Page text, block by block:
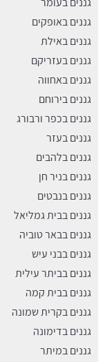
גננים באופקים
גננים באילת
גננים בעזריקם
גננים באחווה
גננים בירוחם
גננים בכפר ורבורג
גננים בעזר
גננים בלהבים
גננים בניר חן
גננים בנבטים
גננים בבית גמליאל
גננים בבאר טוביה
גננים בבני עיש
גננים בביתר עילית
גננים בבית קמה
גננים בקרית שמונה
גננים בדימונה
גננים במיתר